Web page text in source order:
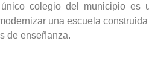
colegio del municipio es
una escuela
de enseñanza.